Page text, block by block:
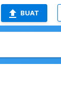
BUAT